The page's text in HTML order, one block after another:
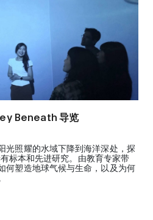
Beneath 导览
光照耀的水域下降到海洋深处，探
标本和先进研究。由教育专家带
何塑造地球气候与生命，以及为何